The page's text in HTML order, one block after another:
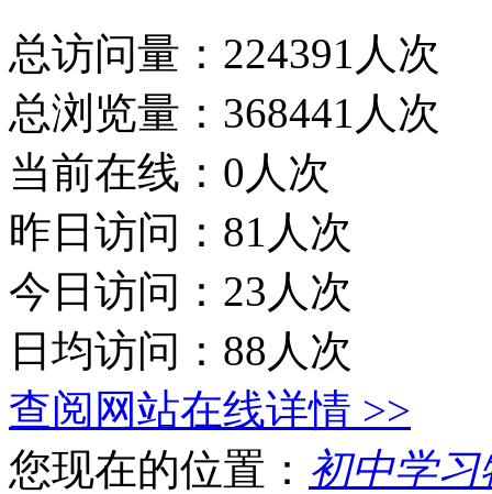
总访问量：224391人次
总浏览量：368441人次
当前在线：0人次
昨日访问：81人次
今日访问：23人次
日均访问：88人次
查阅网站在线详情 >>
您现在的位置： 初中学